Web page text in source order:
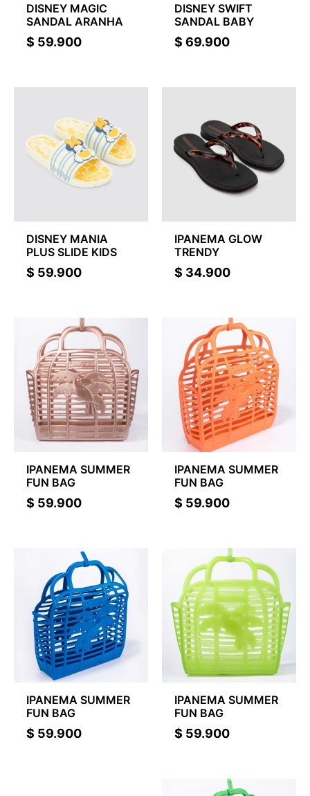
DISNEY MAGIC
SANDAL ARANHA
$ 59.900
DISNEY SWIFT
SANDAL BABY
$ 69.900
DISNEY MANIA
PLUS SLIDE KIDS
$ 59.900
IPANEMA GLOW
TRENDY
$ 34.900
IPANEMA SUMMER
FUN BAG
$ 59.900
IPANEMA SUMMER
FUN BAG
$ 59.900
IPANEMA SUMMER
FUN BAG
$ 59.900
IPANEMA SUMMER
FUN BAG
$ 59.900